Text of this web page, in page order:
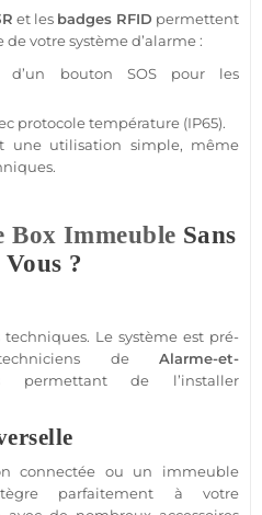
et les badges RFID permettent
de votresystèmed’alarme:
d’un bouton SOS pour les
protocoletempérature (IP65).
une utilisation simple, même
Box Immeuble Sans
?
techniques. Le système est pré-
de Alarme-et-
permettant de l’installer
connectée ou un immeuble
parfaitement à votre